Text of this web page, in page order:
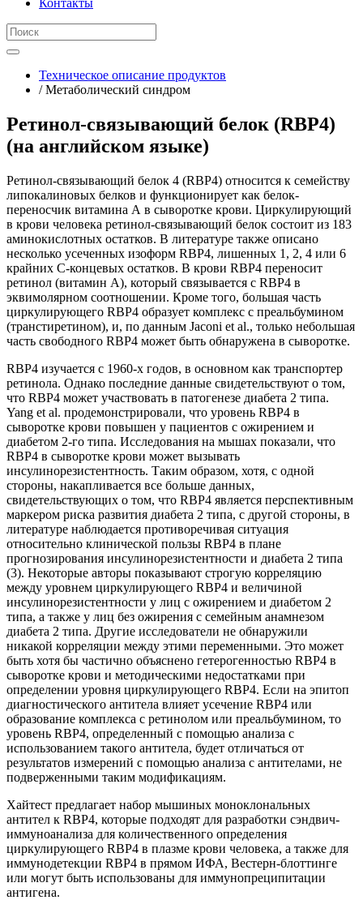
Техническое описание продуктов
/ Метаболический синдром
Ретинол-связывающий белок (RBP4)
(на английском языке)
Ретинол-связывающий белок 4 (RBP4) относится к семейству
липокалиновых белков и функционирует как белок-
переносчик витамина А в сыворотке крови. Циркулирующий
в крови человека ретинол-связывающий белок состоит из 183
аминокислотных остатков. В литературе также описано
несколько усеченных изоформ RBP4, лишенных 1, 2, 4 или 6
крайних С-концевых остатков. В крови RBP4 переносит
ретинол (витамин А), который связывается с RBP4 в
эквимолярном соотношении. Кроме того, большая часть
циркулирующего RBP4 образует комплекс с преальбумином
(транстиретином), и, по данным Jaconi et al., только небольшая
часть свободного RBP4 может быть обнаружена в сыворотке.
RBP4 изучается с 1960-х годов, в основном как транспортер
ретинола. Однако последние данные свидетельствуют о том,
что RBP4 может участвовать в патогенезе диабета 2 типа.
Yang et al. продемонстрировали, что уровень RBP4 в
сыворотке крови повышен у пациентов с ожирением и
диабетом 2-го типа. Исследования на мышах показали, что
RBP4 в сыворотке крови может вызывать
инсулинорезистентность. Таким образом, хотя, с одной
стороны, накапливается все больше данных,
свидетельствующих о том, что RBP4 является перспективным
маркером риска развития диабета 2 типа, с другой стороны, в
литературе наблюдается противоречивая ситуация
относительно клинической пользы RBP4 в плане
прогнозирования инсулинорезистентности и диабета 2 типа
(3). Некоторые авторы показывают строгую корреляцию
между уровнем циркулирующего RBP4 и величиной
инсулинорезистентности у лиц с ожирением и диабетом 2
типа, а также у лиц без ожирения с семейным анамнезом
диабета 2 типа. Другие исследователи не обнаружили
никакой корреляции между этими переменными. Это может
быть хотя бы частично объяснено гетерогенностью RBP4 в
сыворотке крови и методическими недостатками при
определении уровня циркулирующего RBP4. Если на эпитоп
диагностического антитела влияет усечение RBP4 или
образование комплекса с ретинолом или преальбумином, то
уровень RBP4, определенный с помощью анализа с
использованием такого антитела, будет отличаться от
результатов измерений с помощью анализа с антителами, не
подверженными таким модификациям.
Хайтест предлагает набор мышиных моноклональных
антител к RBP4, которые подходят для разработки сэндвич-
иммуноанализа для количественного определения
циркулирующего RBP4 в плазме крови человека, а также для
иммунодетекции RBP4 в прямом ИФА, Вестерн-блоттинге
или могут быть использованы для иммунопреципитации
антигена.